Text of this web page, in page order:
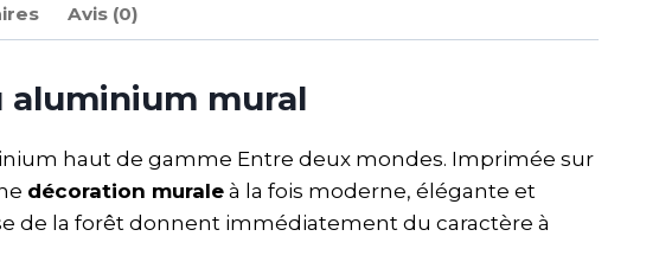
Avis (0)
aluminium mural
haut de gamme Entre deux mondes. Imprimée sur
décoration murale à la fois moderne, élégante et
de la forêt donnent immédiatement du caractère à